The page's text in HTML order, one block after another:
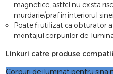
magnetice, astfel nu exista
murdarie/praf in interiorul
Poate fi utilizat ca obturator
montajul corpurilor de
Linkuri catre produse
Corpuri de iluminat pentru sina